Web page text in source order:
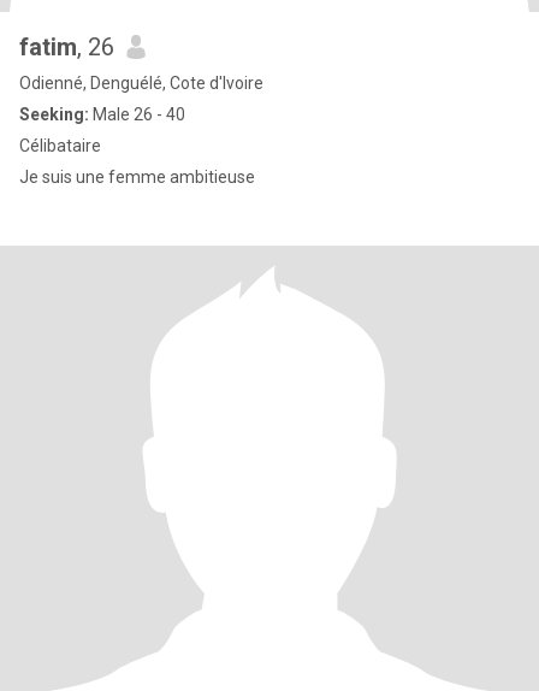
fatim, 26
Odienné, Denguélé, Cote d'Ivoire
Seeking: Male 26 - 40
Célibataire
Je suis une femme ambitieuse